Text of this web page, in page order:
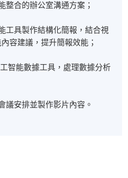
整合的辦公室溝通方案；
工具製作結構化簡報，結合視
容建議，提升簡報效能；
智能數據工具，處理數據分析
議安排並製作影片內容。